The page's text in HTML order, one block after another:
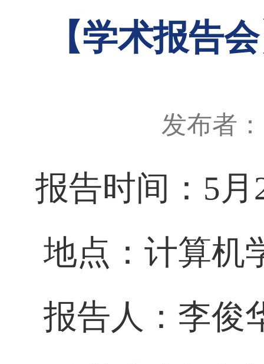
【学术报告
发布者
报告时间： 5月
地点：计算机
报告人：李俊